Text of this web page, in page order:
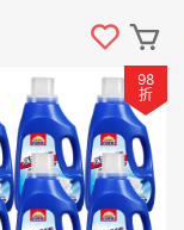
98
折